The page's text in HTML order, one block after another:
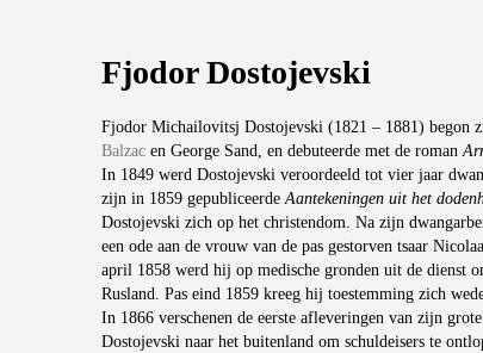
Fjodor Dostojevski
Fjodor Michailovitsj Dostojevski (1821 – 1881) begon
Balzacen George Sand, en debuteerde met de roman
In 1849 werd Dostojevski veroordeeld tot vier jaar
zijn in 1859 gepubliceerdeAantekeningen uit het
Dostojevski zich op het christendom. Na zijn
een ode aan de vrouw van de pas gestorven tsaar
april 1858 werd hij op medische gronden uit de dienst
Rusland. Pas eind 1859 kreeg hij toestemming zich
In 1866 verschenen de eerste afleveringen van zijn
Dostojevski naar het buitenland om schuldeisers te